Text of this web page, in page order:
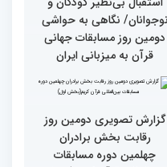
گزارش تصویری دومین روز
رقابت بخش برادران
چهلمین دوره مسابقات
بین‌المللی قرآن کریم(بخش
چهارم)